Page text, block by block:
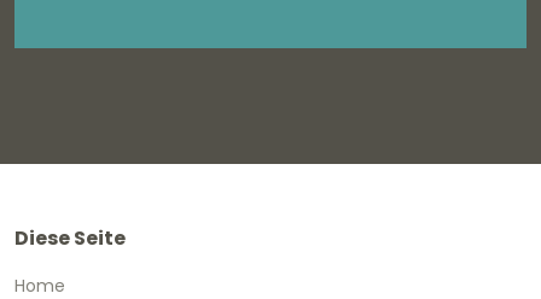
Diese Seite
Home